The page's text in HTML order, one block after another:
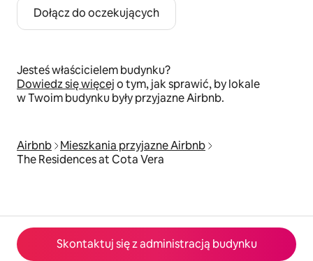
Skontaktuj się z administracją budynku
Dołącz do oczekujących
Jesteś właścicielem budynku?
Dowiedz się więcejo tym, jak sprawić, by lokale
w Twoim budynku były przyjazne Airbnb.
Airbnb
Mieszkania przyjazne Airbnb
The Residences at Cota Vera